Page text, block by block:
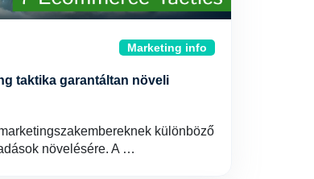
Marketing info
taktika garantáltan növeli
különböző
növelésére. A …